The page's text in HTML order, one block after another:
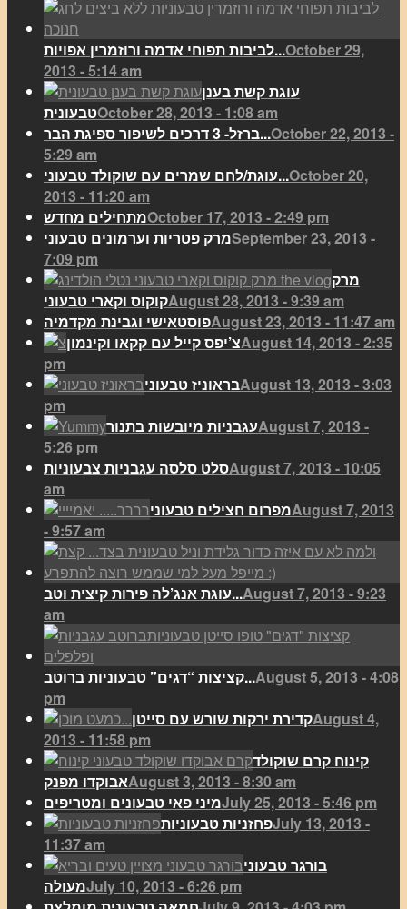
לביבות תפוחי אדמה ורוזמרין אפויות...October 29,
2013 - 5:14 am
עוגת קשת בענן
טבעוניתOctober 28, 2013 - 1:08 am
ברזל- 3 דרכים לשיפור ספיגת הבר...October 22, 2013 -
5:29 am
עוגת/לחם שמרים עם שוקולד טבעוני...October 20,
2013 - 11:20 am
מתחילים מחדשOctober 17, 2013 - 2:49 pm
מרק פטריות וערמונים טבעוניSeptember 23, 2013 -
7:09 pm
מרק
קוקוס וקארי טבעוניAugust 28, 2013 - 9:39 am
פוסטאישי וגבינת מקדמיהAugust 23, 2013 - 11:47 am
צ’יפס קייל עם קקאו וקינמוןAugust 14, 2013 - 2:35
pm
בראוניז טבעוניAugust 13, 2013 - 3:03
pm
עגבניות מיובשות בתנורAugust 7, 2013 -
5:26 pm
סלט סלסה עגבניות צבעוניותAugust 7, 2013 - 10:05
am
מפרום חצילים טבעוניAugust 7, 2013
- 9:57 am
עוגת אנג’לה פירות קיצית וטב...August 7, 2013 - 9:23
am
קציצות “דגים” טבעוניות ברוטב...August 5, 2013 - 4:08
pm
קדירת ירקות שורש עם סייטןAugust 4,
2013 - 11:58 pm
קינוח קרם שוקולד
אבוקדו מפנקAugust 3, 2013 - 8:30 am
מיני פאי טבעונים ומטריפיםJuly 25, 2013 - 5:46 pm
פחזניות טבעוניותJuly 13, 2013 -
11:37 am
בורגר טבעוני
מעולהJuly 10, 2013 - 6:26 pm